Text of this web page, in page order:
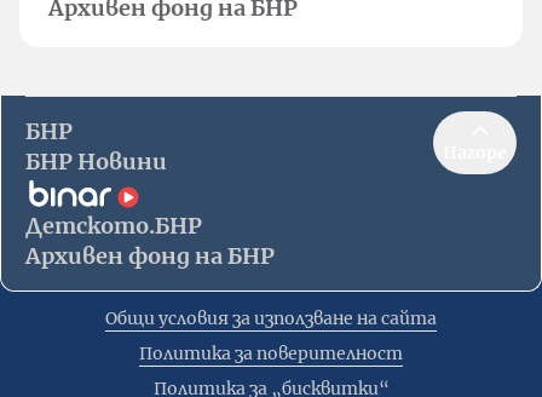
Архивен фонд на БНР
БНР
БНР Новини
Детското.БНР
Архивен фонд на БНР
Общи условия за използване на сайта
Политика за поверителност
Политика за „бисквитки“